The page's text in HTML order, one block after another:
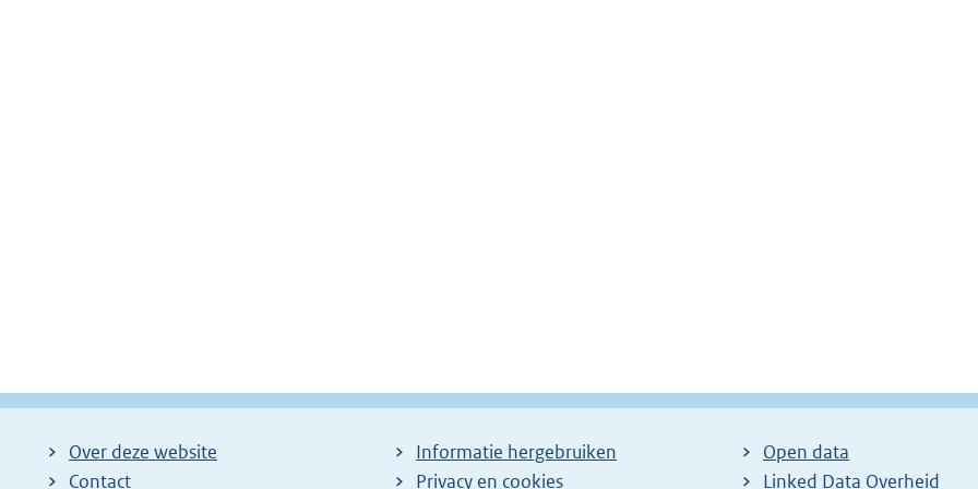
Over deze website
Contact
Informatie hergebruiken
Privacy en cookies
Open data
Linked Data Overheid